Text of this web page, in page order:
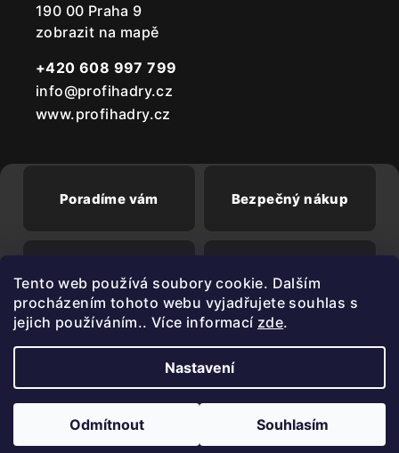
Tento web používá soubory cookie. Dalším
procházením tohoto webu vyjadřujete souhlas s
jejich používáním.. Více informací zde.
Nastavení
Odmítnout Souhlasím
190 00 Praha 9
zobrazit na mapě
+420 608 997 799
info@profihadry.cz
www.profihadry.cz
Poradíme vám Bezpečný nákup
2500 Kč zdarma
3%